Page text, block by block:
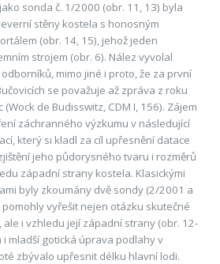
sonda č. 1/2000 (obr. 11, 13) byla
stěny kostela s honosným
(obr. 14, 15), jehož jeden
strojem (obr. 6). Nález vyvolal
mimo jiné i proto, že za první
se považuje až zpráva z roku
de Budisswitz, CDM I, 156). Zájem
záchranného výzkumu v následující
který si kladl za cíl upřesnění datace
jeho půdorysného tvaru i rozměrů
západní strany kostela. Klasickými
byly zkoumány dvě sondy (2/2001 a
vyřešit nejen otázku skutečné
i vzhledu její západní strany (obr. 12-
i mladší gotická úprava podlahy v
zbývalo upřesnit délku hlavní lodi.